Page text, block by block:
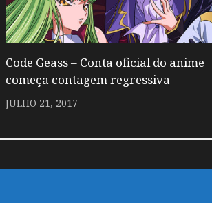
Code Geass – Conta oficial do anime
começa contagem regressiva
JULHO 21, 2017